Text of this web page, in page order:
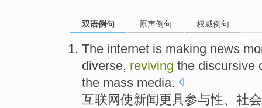
双语例句 原声例句 权威例句
The internet is making news
diverse, reviving the discursive
the mass media.
互联网使新闻更具参与性、 社